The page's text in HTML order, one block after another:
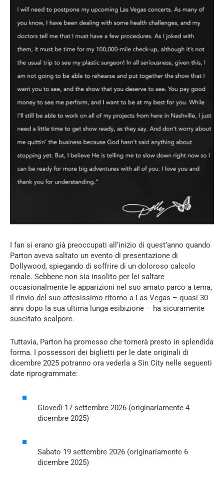
I fan si erano già preoccupati all’inizio di quest’anno quando
Parton aveva saltato un evento di presentazione di
Dollywood, spiegando di soffrire di un doloroso calcolo
renale. Sebbene non sia insolito per lei saltare
occasionalmente le apparizioni nel suo amato parco a tema,
il rinvio del suo attesissimo ritorno a Las Vegas – quasi 30
anni dopo la sua ultima lunga esibizione – ha sicuramente
suscitato scalpore.
Tuttavia, Parton ha promesso che tornerà presto in splendida
forma. I possessori dei biglietti per le date originali di
dicembre 2025 potranno ora vederla a Sin City nelle seguenti
date riprogrammate:
Giovedì 17 settembre 2026 (originariamente 4
dicembre 2025)
Sabato 19 settembre 2026 (originariamente 6
dicembre 2025)